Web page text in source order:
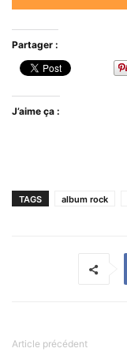
Partager :
J’aime ça :
TAGS album rock
Article précédent